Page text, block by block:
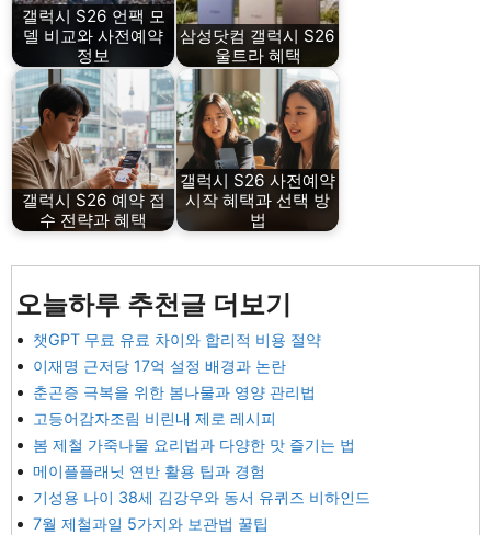
갤럭시 S26 언팩 모
델 비교와 사전예약
정보
삼성닷컴 갤럭시 S26
울트라 혜택
갤럭시 S26 예약 접
수 전략과 혜택
갤럭시 S26 사전예약
시작 혜택과 선택 방
법
오늘하루 추천글 더보기
챗GPT 무료 유료 차이와 합리적 비용 절약
이재명 근저당 17억 설정 배경과 논란
춘곤증 극복을 위한 봄나물과 영양 관리법
고등어감자조림 비린내 제로 레시피
봄 제철 가죽나물 요리법과 다양한 맛 즐기는 법
메이플플래닛 연반 활용 팁과 경험
기성용 나이 38세 김강우와 동서 유퀴즈 비하인드
7월 제철과일 5가지와 보관법 꿀팁